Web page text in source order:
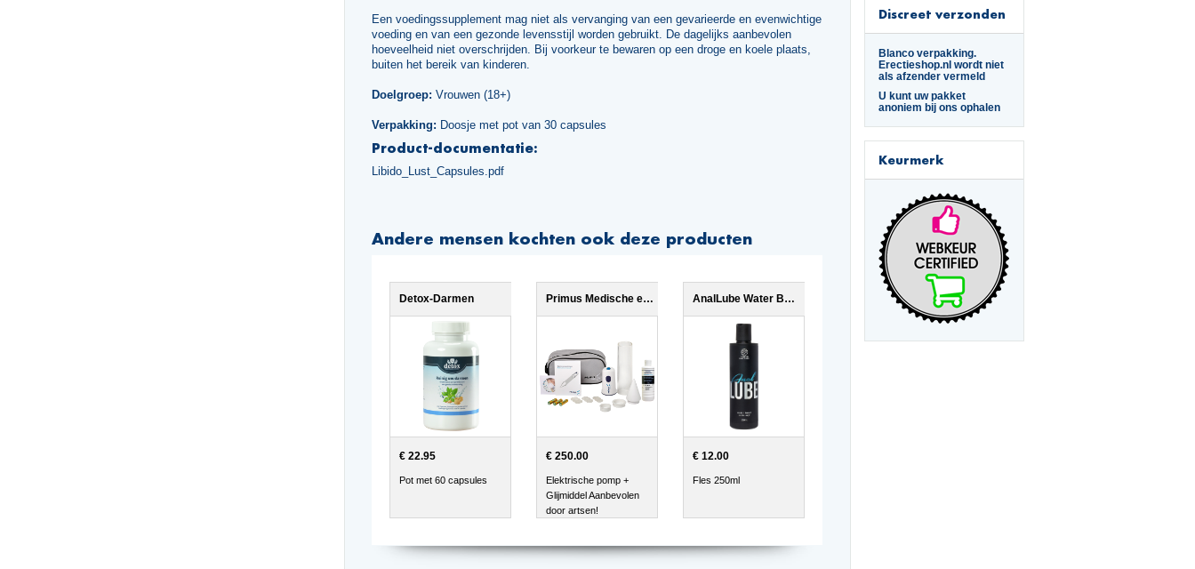
Een voedingssupplement mag niet als vervanging van een gevarieerde en evenwichtige
voeding en van een gezonde levensstijl worden gebruikt. De dagelijks aanbevolen
hoeveelheid niet overschrijden. Bij voorkeur te bewaren op een droge en koele plaats,
buiten het bereik van kinderen.
Doelgroep: Vrouwen (18+)
Verpakking: Doosje met pot van 30 capsules
Product-documentatie:
Libido_Lust_Capsules.pdf
Andere mensen kochten ook deze producten
Detox-Darmen
€ 22.95
Pot met 60 capsules
Primus Medische erectiepomp
€ 250.00
Elektrische pomp +
Glijmiddel Aanbevolen
door artsen!
AnalLube Water Based 250ml
€ 12.00
Fles 250ml
Discreet verzonden
Blanco verpakking.
Erectieshop.nl wordt niet
als afzender vermeld
U kunt uw pakket
anoniem bij ons ophalen
Keurmerk